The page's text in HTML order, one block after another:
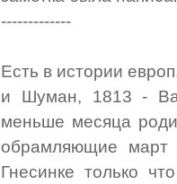
-------------
Есть в истории
и Шуман, 1813 -
меньше месяца
обрамляющие
Гнесинке только